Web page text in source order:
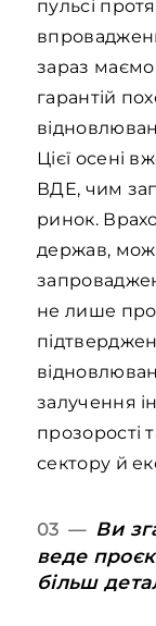
пульсі
зараз маємо
гарантій
Цієї осені
ВДЕ, чим
ринок.
держав,
не лише про
залучення
прозорості
сектору й
03 — Ви
веде
більш